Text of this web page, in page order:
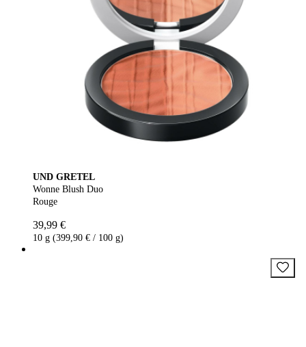
UND GRETEL
Wonne Blush Duo
Rouge
39,99 €
10 g (399,90 € / 100 g)